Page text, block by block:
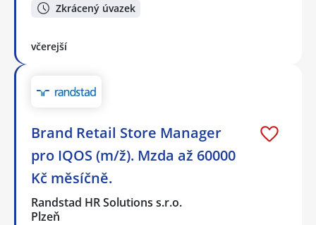
Zkrácený úvazek
včerejší
Brand Retail Store Manager
pro IQOS (m/ž). Mzda až 60000
Kč měsíčně.
Randstad HR Solutions s.r.o.
Plzeň